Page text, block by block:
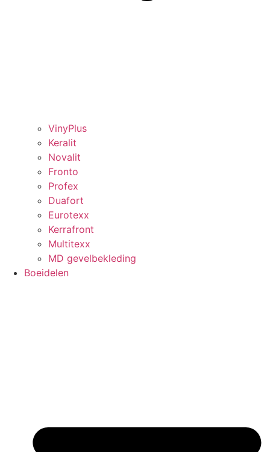
VinyPlus
Keralit
Novalit
Fronto
Profex
Duafort
Eurotexx
Kerrafront
Multitexx
MD gevelbekleding
Boeidelen